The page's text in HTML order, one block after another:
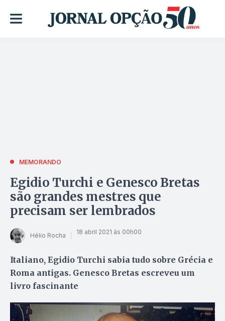
MEMORANDO
Egidio Turchi e Genesco Bretas
são grandes mestres que
precisam ser lembrados
Hélio Rocha 18 abril 2021 às 00h00
Italiano, Egidio Turchi sabia tudo sobre Grécia e
Roma antigas. Genesco Bretas escreveu um
livro fascinante